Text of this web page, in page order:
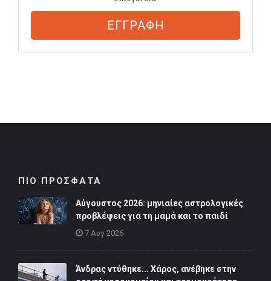
ΕΓΓΡΑΦΗ
ΠΙΟ ΠΡΟΣΦΑΤΑ
Αύγουστος 2026: μηνιαίες αστρολογικές
προβλέψεις για τη μαμά και το παιδί
7 Αυγ 2026
Άνδρας ντύθηκε... Χάρος, ανέβηκε στην